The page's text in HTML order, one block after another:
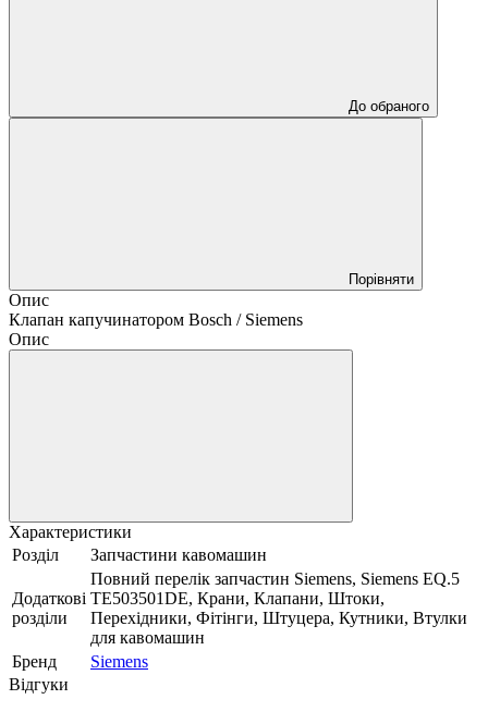
До обраного
Порівняти
Опис
Клапан капучинатором Bosch / Siemens
Опис
Характеристики
Розділ
Запчастини кавомашин
Додаткові
розділи
Повний перелік запчастин Siemens, Siemens EQ.5
TE503501DE, Крани, Клапани, Штоки,
Перехідники, Фітінги, Штуцера, Кутники, Втулки
для кавомашин
Бренд
Siemens
Відгуки